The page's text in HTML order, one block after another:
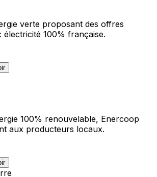
verte proposant des offres
électricité 100% française.
100% renouvelable, Enercoop
aux producteurs locaux.